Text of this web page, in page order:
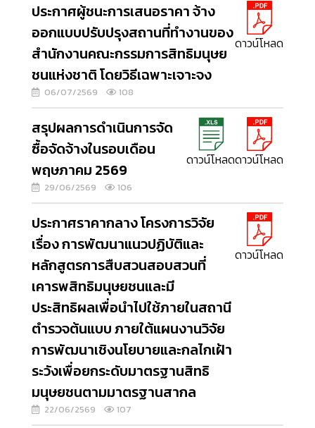
ประกาศผู้ชนะการเสนอราคา จ้าง
ออกแบบปรับปรุงสถานที่ทำงานของ
สำนักงานคณะกรรมการสิทธิมนุษย
ชนแห่งชาติ โดยวิธีเฉพาะเจาะจง
06/07/2569 108
ดาวน์โหลด
สรุปผลการดำเนินการจัด
ซื้อจัดจ้างในรอบเดือน
พฤษภาคม 2569
29/06/2569 106
ดาวน์โหลดดาวน์โหลด
ประกาศราคากลาง โครงการวิจัย
เรื่อง การพัฒนาแนวปฏิบัติและ
หลักสูตรการสืบสวนสอบสวนที่
เคารพสิทธิมนุษยชนและมี
ประสิทธิผลเพื่อนำไปใช้ภายในสถานี
ตำรวจต้นแบบ ภายใต้แผนงานวิจัย
การพัฒนาเชิงนโยบายและกลไกเฝ้า
ระวังเพื่อยกระดับมาตรฐานสิทธิ
มนุษยชนตามมาตรฐานสากล
22/06/2569 107
ดาวน์โหลด